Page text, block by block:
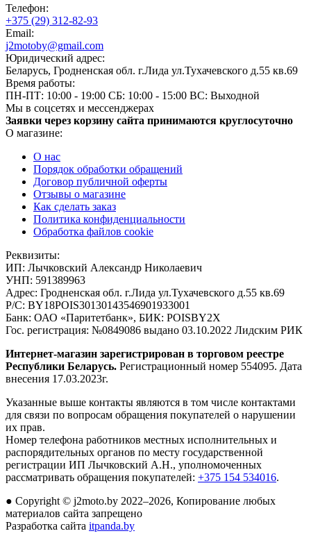
Телефон:
+375 (29) 312-82-93
Email:
j2motoby@gmail.com
Юридический адрес:
Беларусь, Гродненская обл. г.Лида ул.Тухачевского д.55 кв.69
Время работы:
ПН-ПТ: 10:00 - 19:00 СБ: 10:00 - 15:00 ВС: Выходной
Мы в соцсетях и мессенджерах
Заявки через корзину сайта принимаются круглосуточно
О магазине:
О нас
Порядок обработки обращений
Договор публичной оферты
Отзывы о магазине
Как сделать заказ
Политика конфиденциальности
Обработка файлов cookie
Реквизиты:
ИП: Лычковский Александр Николаевич
УНП: 591389963
Адрес: Гродненская обл. г.Лида ул.Тухачевского д.55 кв.69
Р/С: BY18POIS30130143546901933001
Банк: ОАО «Паритетбанк», БИК: POISBY2X
Гос. регистрация: №0849086 выдано 03.10.2022 Лидским РИК
Интернет-магазин зарегистрирован в торговом реестре
Республики Беларусь. Регистрационный номер 554095. Дата
внесения 17.03.2023г.
Указанные выше контакты являются в том числе контактами
для связи по вопросам обращения покупателей о нарушении
их прав.
Номер телефона работников местных исполнительных и
распорядительных органов по месту государственной
регистрации ИП Лычковский А.Н., уполномоченных
рассматривать обращения покупателей: +375 154 534016.
● Copyright © j2moto.by 2022–2026, Копирование любых
материалов сайта запрещено
Разработка сайта itpanda.by